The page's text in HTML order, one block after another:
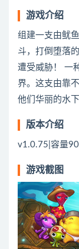
游戏介绍
组建一支由鱿
斗，打倒堕落
遭受威胁！ 一
界。这支由靠
他们华丽的水下
版本介绍
v1.0.75|容量
游戏截图